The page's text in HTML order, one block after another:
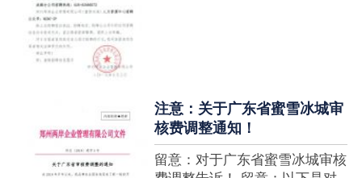
注意：关于广东省蜜雪冰城审
核费调整通知！
留意：对于广东省蜜雪冰城审核